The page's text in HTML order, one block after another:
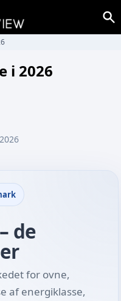
i 2026
de
for ovne,
af energiklasse,